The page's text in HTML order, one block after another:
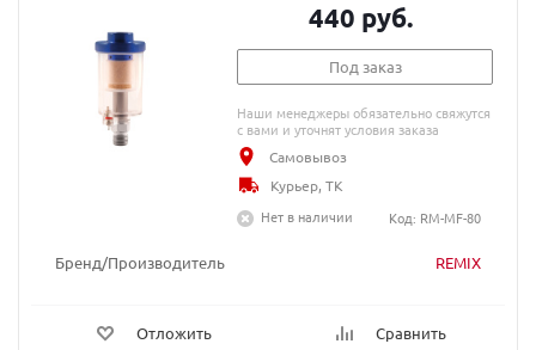
Бренд/Производитель REMIX
Отложить Сравнить
440 руб.
Под заказ
Наши менеджеры обязательно свяжутся
с вами и уточнят условия заказа
Самовывоз
Курьер, ТК
Нет в наличии
Код: RM-MF-80